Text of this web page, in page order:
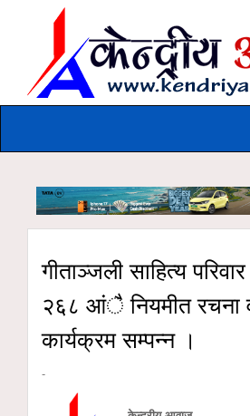
गीताञ्जली साहित्य
२६८ आंै नियमीत रचना
कार्यक्रम सम्पन्न ।
-